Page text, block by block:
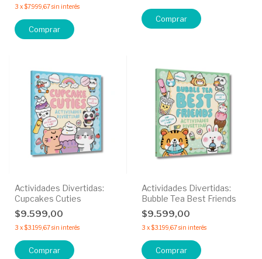
3 x$7.999,67sin interés
Actividades Divertidas:
Cupcakes Cuties
$9.599,00
3 x$3.199,67sin interés
Actividades Divertidas:
Bubble Tea Best Friends
$9.599,00
3 x$3.199,67sin interés